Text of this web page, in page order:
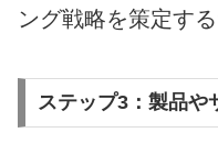
ング戦略を策定す
ステップ3：製品や